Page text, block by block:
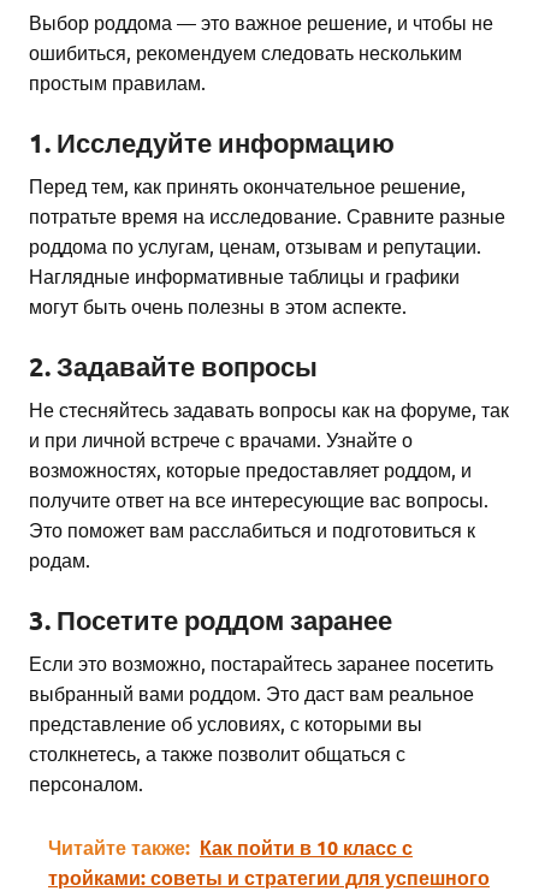
Выбор роддома — это важное решение, и чтобы не
ошибиться, рекомендуем следовать нескольким
простым правилам.
1. Исследуйте информацию
Перед тем, как принять окончательное решение,
потратьте время на исследование. Сравните разные
роддома по услугам, ценам, отзывам и репутации.
Наглядные информативные таблицы и графики
могут быть очень полезны в этом аспекте.
2. Задавайте вопросы
Не стесняйтесь задавать вопросы как на форуме, так
и при личной встрече с врачами. Узнайте о
возможностях, которые предоставляет роддом, и
получите ответ на все интересующие вас вопросы.
Это поможет вам расслабиться и подготовиться к
родам.
3. Посетите роддом заранее
Если это возможно, постарайтесь заранее посетить
выбранный вами роддом. Это даст вам реальное
представление об условиях, с которыми вы
столкнетесь, а также позволит общаться с
персоналом.
Читайте также: Как пойти в 10 класс с
тройками: советы и стратегии для успешного